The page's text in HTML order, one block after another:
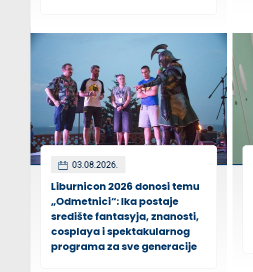
03.08.2026.
Liburnicon 2026 donosi temu
„Odmetnici“: Ika postaje
središte fantasyja, znanosti,
cosplaya i spektakularnog
programa za sve generacije